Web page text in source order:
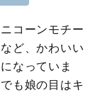
コーンモチー
ど、かわいい
なっていま
も娘の目はキ